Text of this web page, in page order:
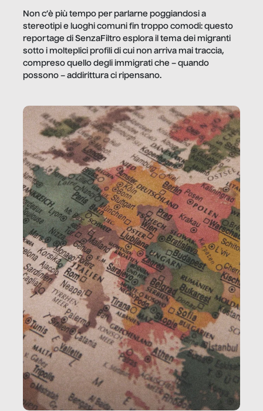
Non c’è più tempo per parlarne poggiandosi a
stereotipi e luoghi comuni fin troppo comodi: questo
reportage di SenzaFiltro esplora il tema dei migranti
sotto i molteplici profili di cui non arriva mai traccia,
compreso quello degli immigrati che – quando
possono – addirittura ci ripensano.